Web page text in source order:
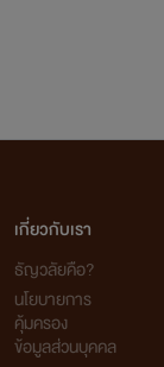
เกี่ยวกับเรา
ธัญวลัยคือ?
นโยบายการ
คุ้มครอง
ข้อมูลส่วนบุคคล